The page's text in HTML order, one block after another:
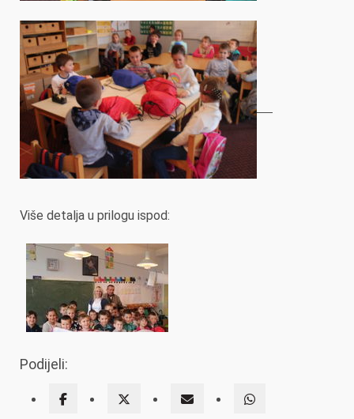
Više detalja u prilogu ispod:
Podijeli: